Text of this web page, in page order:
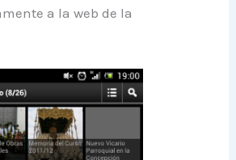
a la web de la